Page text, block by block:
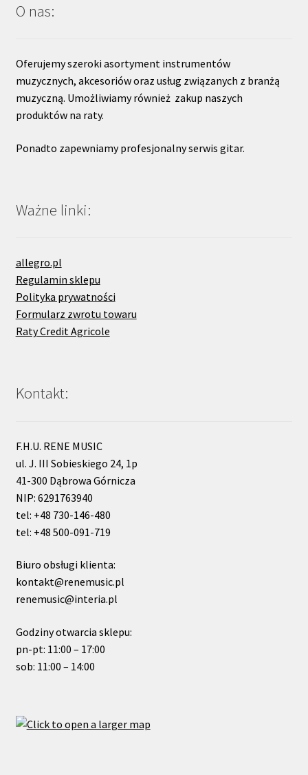
O nas:
Oferujemy szeroki asortyment instrumentów
muzycznych, akcesoriów oraz usług związanych z branżą
muzyczną. Umożliwiamy również zakup naszych
produktów na raty.
Ponadto zapewniamy profesjonalny serwis gitar.
Ważne linki:
allegro.pl
Regulamin sklepu
Polityka prywatności
Formularz zwrotu towaru
Raty Credit Agricole
Kontakt:
F.H.U. RENE MUSIC
ul. J. III Sobieskiego 24, 1p
41-300 Dąbrowa Górnicza
NIP: 6291763940
tel: +48 730-146-480
tel: +48 500-091-719
Biuro obsługi klienta:
kontakt@renemusic.pl
renemusic@interia.pl
Godziny otwarcia sklepu:
pn-pt: 11:00 – 17:00
sob: 11:00 – 14:00